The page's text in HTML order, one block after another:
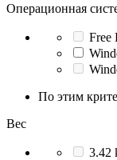
Операционная
Free
По этим
Вес
3.42